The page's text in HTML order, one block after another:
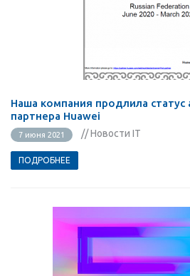
Наша компания продлила статус
партнера Huawei
7 июня 2021 // Новости IT
ПОДРОБНЕЕ